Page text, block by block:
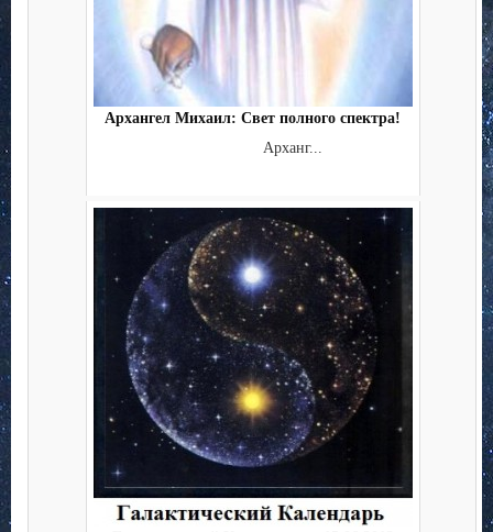
Архангел Михаил: Свет полного спектра!
Арханг...